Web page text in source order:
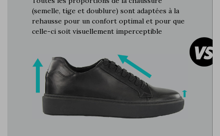
(semelle, tige et doublure) sont adaptées à la
rehausse pour un confort optimal et pour que
celle-ci soit visuellement imperceptible